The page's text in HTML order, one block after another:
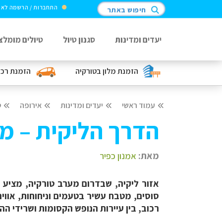
הזמנת מלוןבטורקיה הזמנת
התחברות / הרשמה חיפוש באתר
יעדים ומדינות סגנון טיול טיולים
עמוד ראשי יעדים ומדינות אירופה
הדרך הליקית –
מאת: אמנון כפיר
אזור ליקיה, שבדרום מערב טורקיה, מציע
סוסים, מטבח עשיר בטעמים וניחוחות,
רכוב, בין עיירות הנופש הקסומות